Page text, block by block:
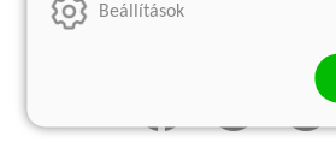
Szállítási információk
Beállítások